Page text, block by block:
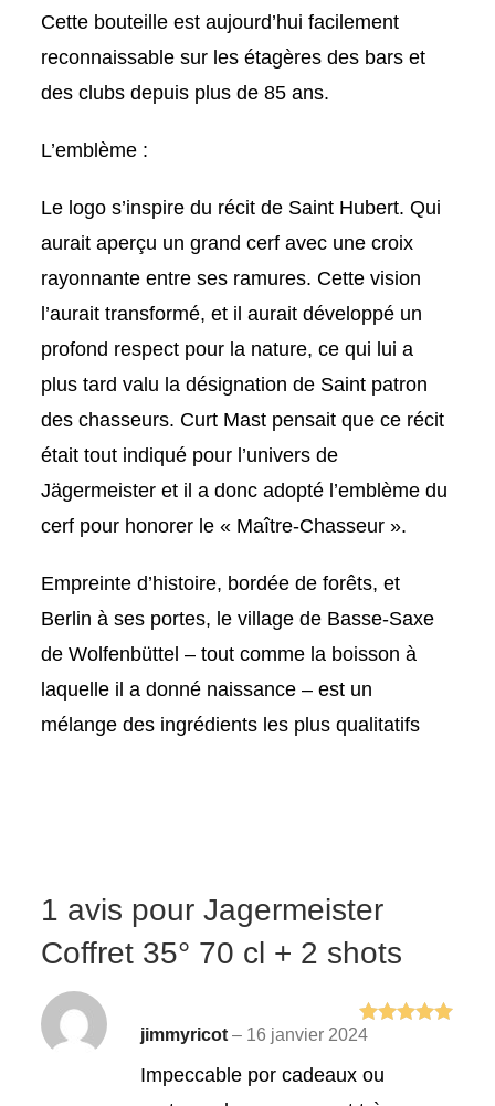
Cette bouteille est aujourd’hui facilement
reconnaissable sur les étagères des bars et
des clubs depuis plus de 85 ans.
L’emblème :
Le logo s’inspire du récit de Saint Hubert. Qui
aurait aperçu un grand cerf avec une croix
rayonnante entre ses ramures. Cette vision
l’aurait transformé, et il aurait développé un
profond respect pour la nature, ce qui lui a
plus tard valu la désignation de Saint patron
des chasseurs. Curt Mast pensait que ce récit
était tout indiqué pour l’univers de
Jägermeister et il a donc adopté l’emblème du
cerf pour honorer le « Maître-Chasseur ».
Empreinte d’histoire, bordée de forêts, et
Berlin à ses portes, le village de Basse-Saxe
de Wolfenbüttel – tout comme la boisson à
laquelle il a donné naissance – est un
mélange des ingrédients les plus qualitatifs
1 avis pourJagermeister
Coffret 35° 70 cl + 2 shots
Note
5
jimmyricot– 16 janvier 2024
Impeccable por cadeaux ou